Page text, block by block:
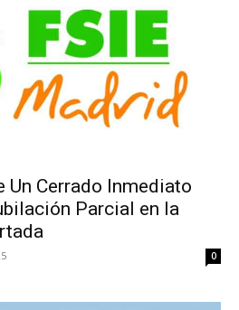
Un Cerrado Inmediato
Parcial en la
0